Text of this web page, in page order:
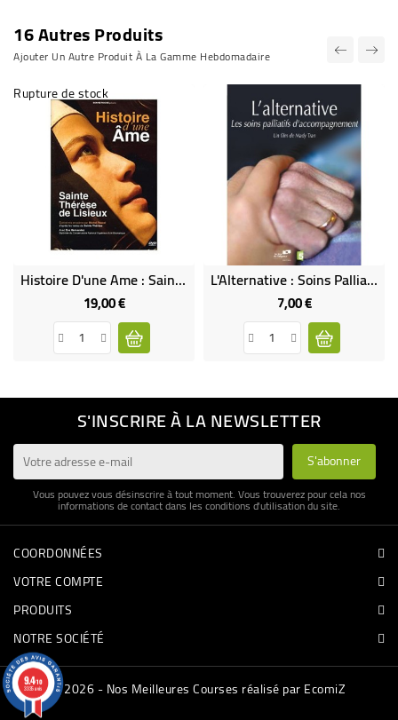
16 Autres Produits
Ajouter Un Autre Produit À La Gamme Hebdomadaire
Rupture de stock
Histoire D'une Ame : Sainte Therese De Lisieux
19,00 €Prix
L'Alternative : Soins Palliatifs Et Accompagnement
7,00 €Prix
S'INSCRIRE À LA NEWSLETTER
Vous pouvez vous désinscrire à tout moment. Vous trouverez pour cela nos
informations de contact dans les conditions d'utilisation du site.
COORDONNÉES
VOTRE COMPTE
PRODUITS
NOTRE SOCIÉTÉ
© 2026 - Nos Meilleures Courses réalisé par EcomiZ
9.4/10
3335 avis